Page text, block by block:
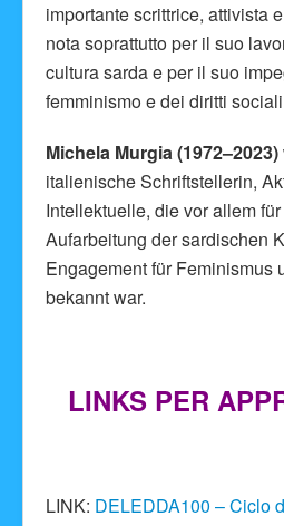
importante scrittrice, attivista
nota soprattutto per il suo
cultura sarda e per il suo
femminismo e dei diritti
Michela Murgia (1972–2023)
italienische Schriftstellerin,
Intellektuelle, die vor allem
Aufarbeitung der sardischen
Engagement für Feminismus
bekannt war.
LINKS PER
LINK: DELEDDA100 – Ciclo